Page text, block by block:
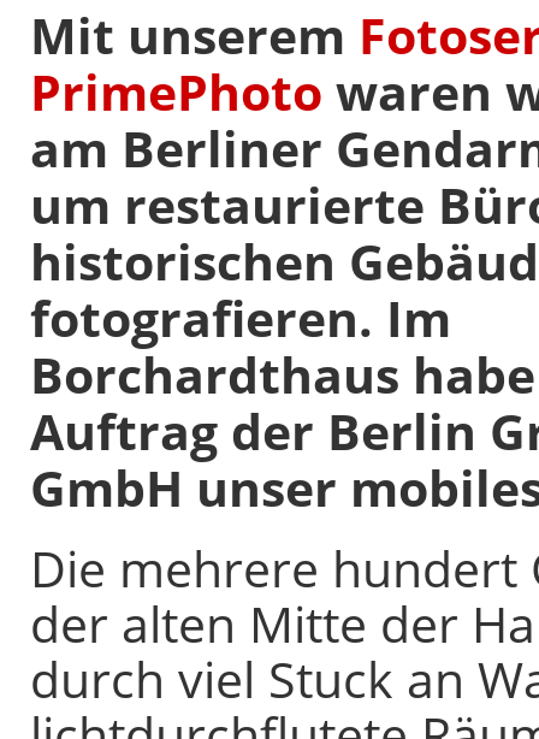
Mit unserem
PrimePhoto waren
am Berliner
um restaurierte
historischen
fotografieren. Im
Borchardthaus
Auftrag der Berlin
GmbH unser
Die mehrere
der alten Mitte der
durch viel Stuck an